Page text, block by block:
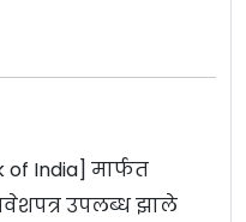
India] मार्फत
उपलब्ध झाले